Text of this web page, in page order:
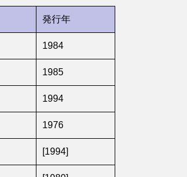
発行年
1984
1985
1994
1976
[1994]